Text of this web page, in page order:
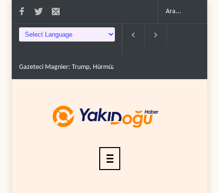
Gazeteci Magnier: Trump, Hürmüz Boğazı denetimini doğru..